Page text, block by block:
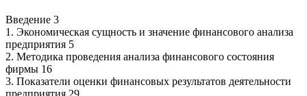
Введение 3
1. Экономическая сущность и значение финансового анализа
предприятия 5
2. Методика проведения анализа финансового состояния
фирмы 16
3. Показатели оценки финансовых результатов деятельности
предприятия 29